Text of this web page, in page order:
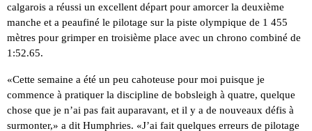
calgarois a réussi un excellent départ pour amorcer la deuxième
manche et a peaufiné le pilotage sur la piste olympique de 1 455
mètres pour grimper en troisième place avec un chrono combiné de
1:52.65.
«Cette semaine a été un peu cahoteuse pour moi puisque je
commence à pratiquer la discipline de bobsleigh à quatre, quelque
chose que je n’ai pas fait auparavant, et il y a de nouveaux défis à
surmonter,» a dit Humphries. «J’ai fait quelques erreurs de pilotage